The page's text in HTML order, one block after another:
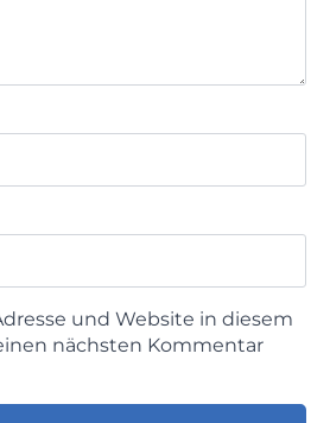
und Website in diesem
nächsten Kommentar